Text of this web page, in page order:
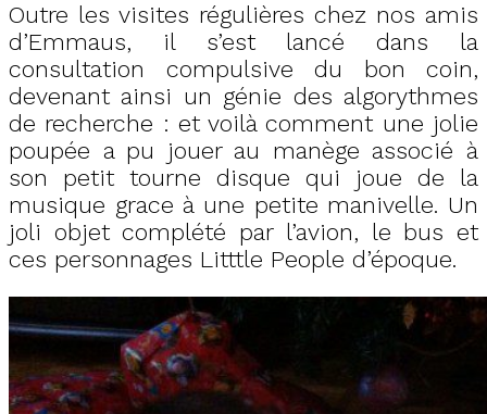
Outre les visites régulières chez nos amis
d’Emmaus, il s’est lancé dans la
consultation compulsive du bon coin,
devenant ainsi un génie des algorythmes
de recherche : et voilà comment une jolie
poupée a pu jouer au manège associé à
son petit tourne disque qui joue de la
musique grace à une petite manivelle. Un
joli objet complété par l’avion, le bus et
ces personnages Litttle People d’époque.